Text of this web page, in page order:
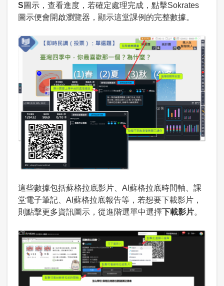
S圖示，查看進度，若確定處理完成，點擊Sokrates
圖示便會開啟瀏覽器，顯示這堂課例的完整數據。
這些數據包括蘇格拉底影片、AI蘇格拉底時間軸、課
堂電子筆記、AI蘇格拉底報告等，若想要下載影片，
則點擊更多資訊圖示，從進階選單中選擇下載影片。